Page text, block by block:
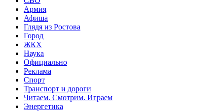
Армия
Афиша
Глядя из Ростова
Город
ЖКХ
Наука
Официально
Реклама
Спорт
Транспорт и дороги
Читаем. Смотрим. Играем
Энергетика